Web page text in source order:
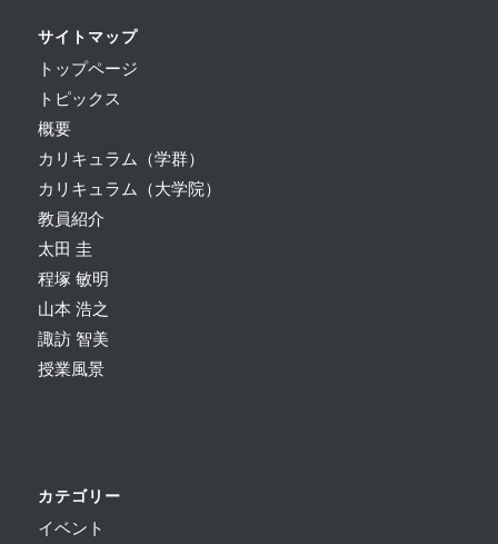
サイトマップ
トップページ
トピックス
概要
カリキュラム（学群）
カリキュラム（大学院）
教員紹介
太田 圭
程塚 敏明
山本 浩之
諏訪 智美
授業風景
カテゴリー
イベント